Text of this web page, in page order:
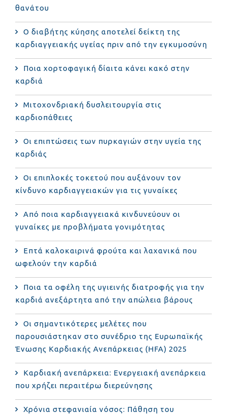
θανάτου
Ο διαβήτης κύησης αποτελεί δείκτη της
καρδιαγγειακής υγείας πριν από την εγκυμοσύνη
Ποια χορτοφαγική δίαιτα κάνει κακό στην
καρδιά
Μιτοχονδριακή δυσλειτουργία στις
καρδιοπάθειες
Οι επιπτώσεις των πυρκαγιών στην υγεία της
καρδιάς
Οι επιπλοκές τοκετού που αυξάνουν τον
κίνδυνο καρδιαγγειακών για τις γυναίκες
Από ποια καρδιαγγειακά κινδυνεύουν οι
γυναίκες με προβλήματα γονιμότητας
Επτά καλοκαιρινά φρούτα και λαχανικά που
ωφελούν την καρδιά
Ποια τα οφέλη της υγιεινής διατροφής για την
καρδιά ανεξάρτητα από την απώλεια βάρους
Οι σημαντικότερες μελέτες που
παρουσιάστηκαν στο συνέδριο της Ευρωπαϊκής
Ένωσης Καρδιακής Ανεπάρκειας (HFA) 2025
Καρδιακή ανεπάρκεια: Ενεργειακή ανεπάρκεια
που χρήζει περαιτέρω διερεύνησης
Χρόνια στεφανιαία νόσος: Πάθηση του